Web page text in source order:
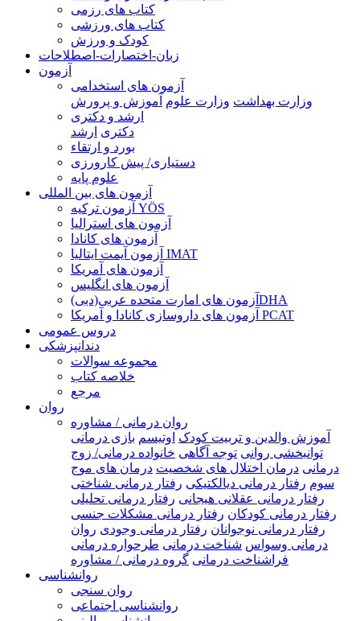
کتاب های رزمی
کتاب های ورزشی
کودک و ورزش
زبان-اختصارات-اصطلاحات
آزمون
آزمون های استخدامی
وزارت بهداشت وزارت علوم آموزش و پرورش
ارشد و دکتری
دکتری ارشد
بورد و ارتقاء
دستیاری/ پیش کارورزی
علوم پایه
آزمون های بین المللی
آزمون تركيه YÖS
آزمون های استرالیا
آزمون های کانادا
آزمون آیمت ایتالیا IMAT
آزمون های آمریکا
آزمون های انگلیس
آزمون های امارت متحده عربی(دبی)DHA
آزمون های داروسازی کانادا و آمریکا PCAT
دروس عمومی
دندانپزشکی
مجموعه سوالات
خلاصه کتاب
مرجع
روان
روان درمانی / مشاوره
آموزش والدین و تربیت کودک اوتیسم بازی درمانی
توانبخشی روانی توجه آگاهی خانواده درمانی/ زوج
درمانی درمان اختلال های شخصیت درمان های موج
سوم رفتار درمانی دیالکتیکی رفتار درمانی شناختی
رفتار درمانی عقلانی هیجانی رفتار درمانی تحلیلی
رفتار درمانی کودکان رفتار درمانی مشکلات جنسی
رفتار درمانی نوجوانان رفتار درمانی وجودی روان
درمانی وسواس شناخت درمانی طرحواره درمانی
فراشناخت درمانی گروه درمانی / مشاوره
روانشناسی
روان سنجی
روانشناسی اجتماعی